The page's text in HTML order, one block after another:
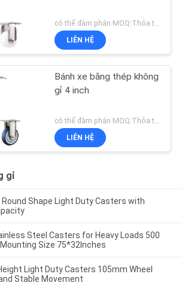
có thể đàm phán MOQ:Thỏa thuận
LIÊN HỆ
Bánh xe bằng thép không
gỉ 4 inch
có thể đàm phán MOQ:Thỏa thuận
LIÊN HỆ
gỉ
Shape Light Duty Casters with
Steel Casters for Heavy Loads 500
Size 75*32Inches
Light Duty Casters 105mm Wheel
Stable Movement